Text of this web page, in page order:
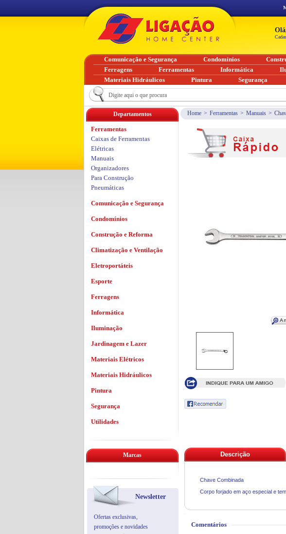
Home > Ferramentas > Manuais >
Descrição
Chave Combinada
Corpo forjado em aço especial e
Comentários
Departamentos
Ferramentas
Caixas de Ferramentas
Elétricas
Manuais
Organizadores
Para Construção
Pneumáticas
Comunicação e Segurança
Condomínios
Construção e Reforma
Climatização e Ventilação
Eletroportáteis
Esporte
Ferragens
Informática
Iluminação
Jardinagem e Lazer
Materiais Elétricos
Materiais Hidráulicos
Pintura
Segurança
Utilidades
Marcas
Newsletter
Ofertas exclusivas,
promoções e novidades
Comunicação e Segurança Condomínios
Ferragens
Ferramentas Informática
Materiais Hidráulicos
Pintura Segurança